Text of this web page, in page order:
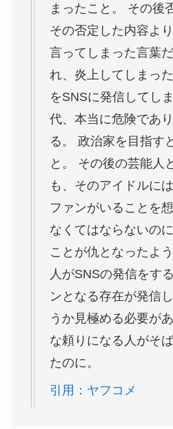
まったこと。 その後
その否定した内容よ
言ってしまった言葉
れ、炎上してしまっ
をSNSに発信してし
代、本当に危険であ
る。 政治家を目指す
と。 その後の芸能人
も、そのアイドルに
ファンがいることを
なくてはならないの
ことが仇となったよ
人がSNSの発信をす
ンとなる存在が発信
うか見極める必要が
な頼りになる人がそ
たのに。
引用：ヤフコメ